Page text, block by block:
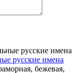
русские имена